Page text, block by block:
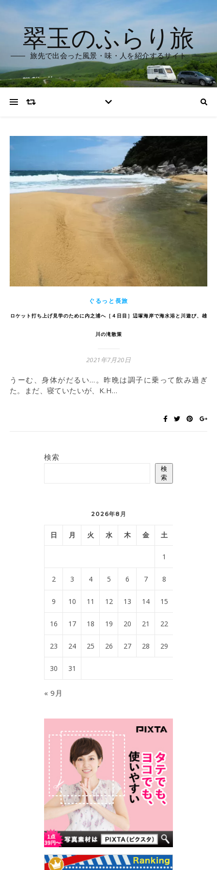
翠玉のふらり旅
旅先で出会った風景・味・人を紹介するサイト
ぐるっと長旅
ロケット打ち上げ見学のために内之浦へ［４日目］辺塚海岸で海水浴と川遊び、雄
川の滝散策
2021年7月20日
うーむ、身体がだるい…。昨晩は調子に乗って飲み過ぎ
た。まだ、寝ていたいが、K.H…
検索
検
索
2026年8月
日 月 火 水 木 金 土
1
2 3 4 5 6 7 8
9 10 11 12 13 14 15
16 17 18 19 20 21 22
23 24 25 26 27 28 29
30 31
« 9月